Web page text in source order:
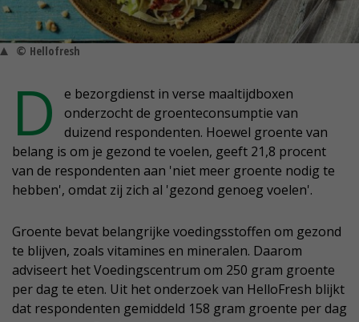
© Hellofresh
D
e bezorgdienst in verse maaltijdboxen
onderzocht de groenteconsumptie van
duizend respondenten. Hoewel groente van
belang is om je gezond te voelen, geeft 21,8 procent
van de respondenten aan 'niet meer groente nodig te
hebben', omdat zij zich al 'gezond genoeg voelen'.
Groente bevat belangrijke voedingsstoffen om gezond
te blijven, zoals vitamines en mineralen. Daarom
adviseert het Voedingscentrum om 250 gram groente
per dag te eten. Uit het onderzoek van HelloFresh blijkt
dat respondenten gemiddeld 158 gram groente per dag